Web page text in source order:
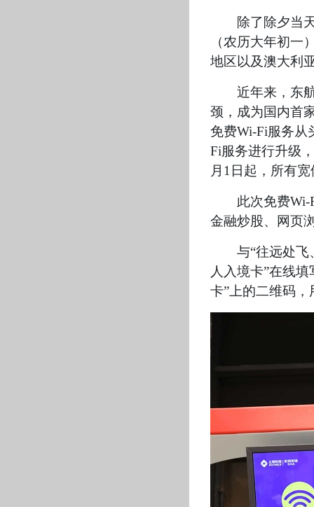
除了除夕当
（农历大年初一
地区以及澳大利
近年来，东
颈，成为国内首
免费Wi-Fi服务从
Fi服务进行升级
月1日起，所有
此次免费Wi-
金融炒股、网页
与“往远处飞
人入境卡”在线
卡”上的二维码